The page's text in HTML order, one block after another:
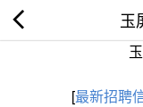
玉
[最新招聘